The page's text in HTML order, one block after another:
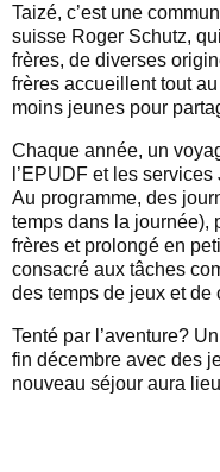
Taizé, c’est une
suisse Roger Schutz,
frères, de diverses
frères accueillent tout
moins jeunes pour
Chaque année, un
l’EPUDF et les
Au programme, des
temps dans la journée),
frères et prolongé en
consacré aux tâches
des temps de jeux et de
Tenté par l’aventure?
fin décembre avec des
nouveau séjour aura